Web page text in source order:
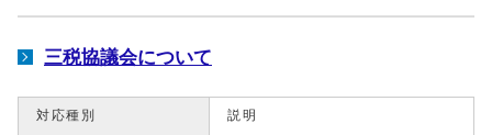
三税協議会について
対応種別 説明